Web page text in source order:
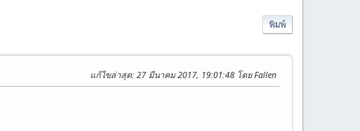
พิมพ์
แก้ไขล่าสุด: 27 มีนาคม 2017, 19:01:48 โดย Fallen